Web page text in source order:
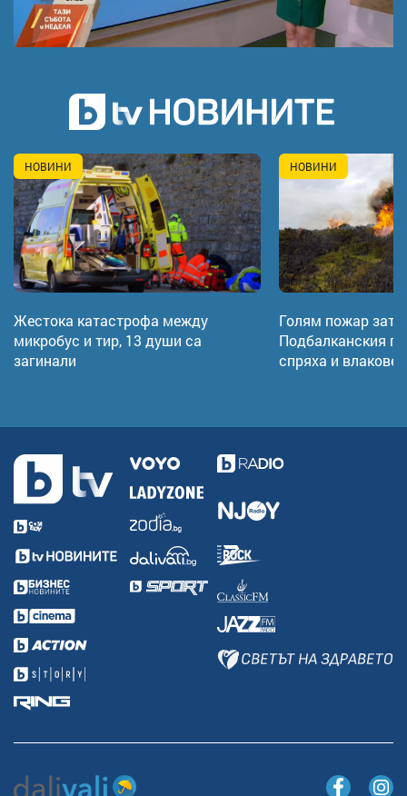
НОВИНИ
Жестока катастрофа между
микробус и тир, 13 души са
загинали
НОВИНИ
Голям пожар
Подбалканския
спряха и